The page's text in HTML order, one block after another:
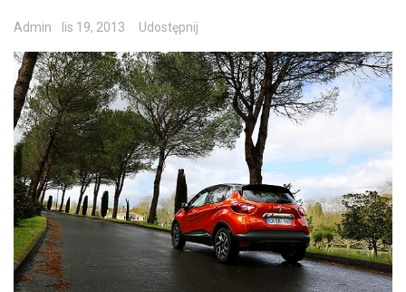
Admin lis 19, 2013 Udostępnij